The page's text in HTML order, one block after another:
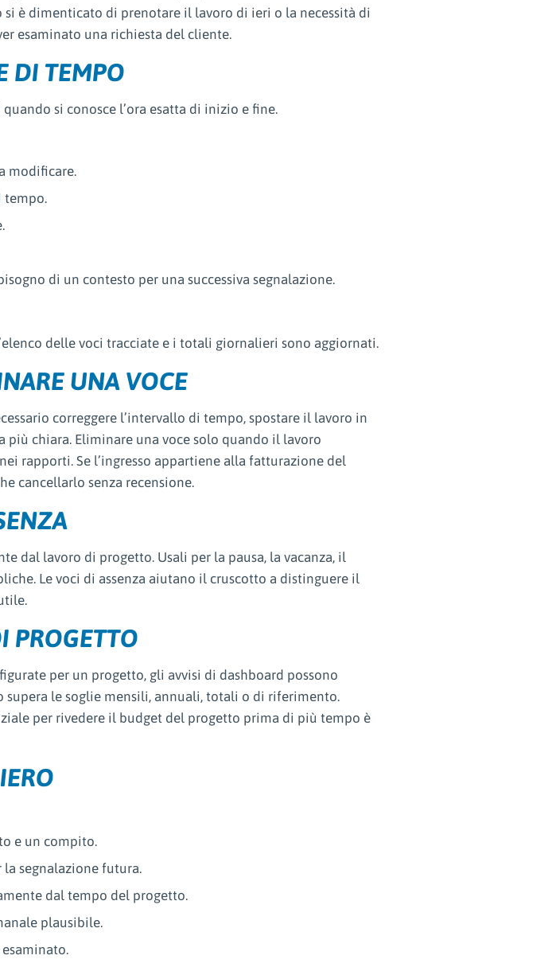
è dimenticato di prenotare il lavoro di ieri o la necessità di
esaminato una richiesta del cliente.
DI TEMPO
si conosce l’ora esatta di inizio e fine.
modificare.
tempo.
di un contesto per una successiva segnalazione.
delle voci tracciate e i totali giornalieri sono aggiornati.
UNA VOCE
correggere l’intervallo di tempo, spostare il lavoro in
più chiara. Eliminare una voce solo quando il lavoro
rapporti. Se l’ingresso appartiene alla fatturazione del
cancellarlo senza recensione.
dal lavoro di progetto. Usali per la pausa, la vacanza, il
Le voci di assenza aiutano il cruscotto a distinguere il
PROGETTO
per un progetto, gli avvisi di dashboard possono
supera le soglie mensili, annuali, totali o di riferimento.
per rivedere il budget del progetto prima di più tempo è
e un compito.
la segnalazione futura.
dal tempo del progetto.
plausibile.